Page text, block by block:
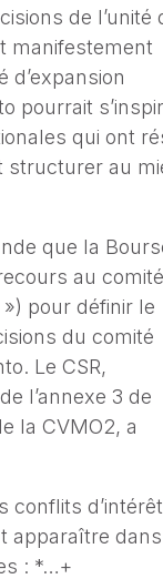
de l’unité
manifestement
d’expansion
pourrait
qui ont
structurer au
que la
au
pour définir le
du comité
Le CSR,
l’annexe 3 de
la CVMO2, a
conflits
apparaître
: *…+